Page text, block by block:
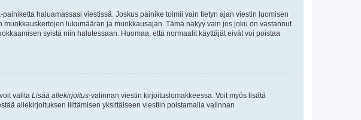
haluamassasi viestissä. Joskus painike toimii vain tietyn ajan viestin luomisen
lukumäärän ja muokkausajan. Tämä näkyy vain jos joku on vastannut
syistä niin halutessaan. Huomaa, että normaalit käyttäjät eivät voi poistaa
valita Lisää allekirjoitus-valinnan viestin kirjoituslomakkeessa. Voit myös lisätä
allekirjoituksen liittämisen yksittäiseen viestiin poistamalla valinnan